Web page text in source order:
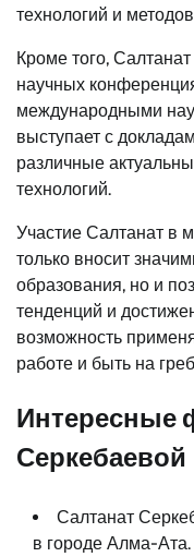
технологий и
Кроме того,
научных
международными
выступает с
различные
технологий.
Участие Салтанат в
только вносит
образования, но и
тенденций и
возможность
работе и быть на
Интересные
Серкебаевой
Салтанат
в городе Алма-Ата.